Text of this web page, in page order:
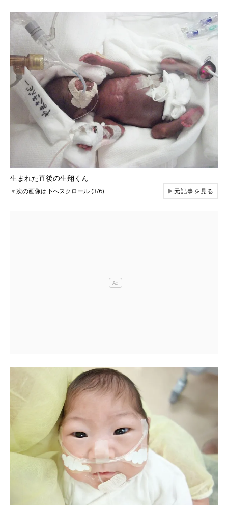
生まれた直後の生翔くん
▼次の画像は下へスクロール (3/6) ▶元記事を見る